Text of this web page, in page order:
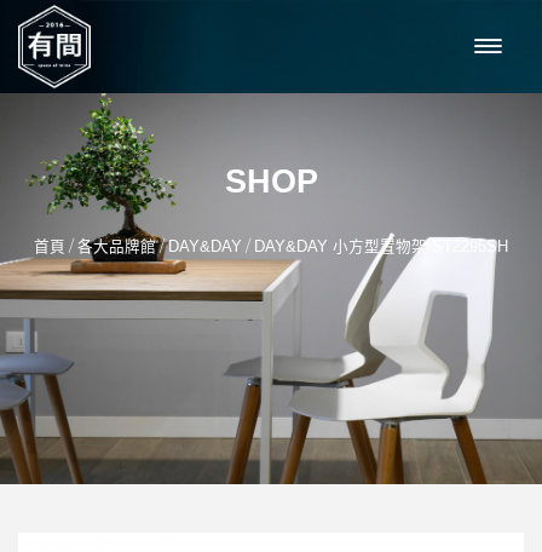
SHOP
首頁 / 各大品牌館/DAY&DAY / DAY&DAY 小方型置物架 ST2295SH